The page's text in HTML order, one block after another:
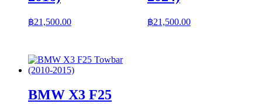
฿21,500.00 ฿21,500.00
BMW X3 F25